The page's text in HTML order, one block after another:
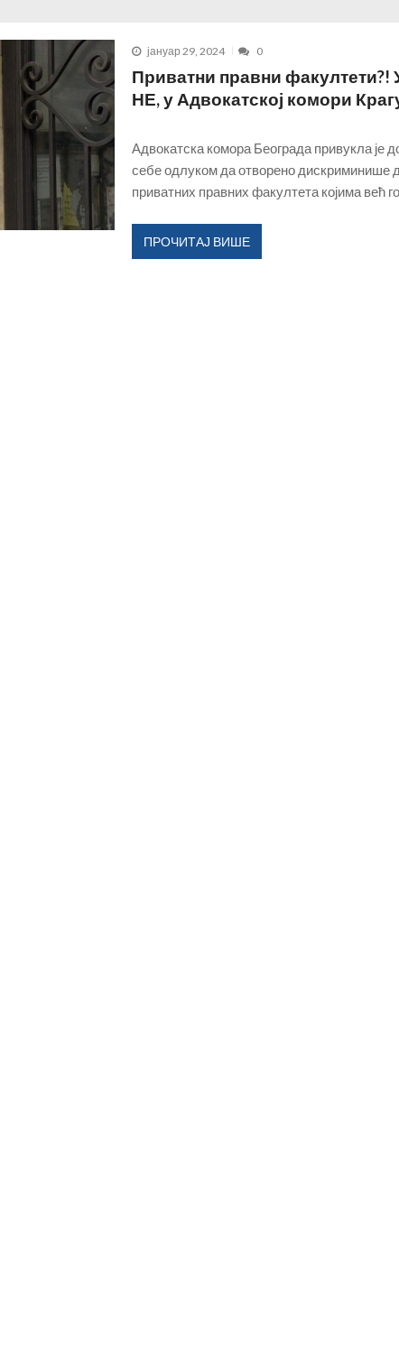
последицама... ДЕЦЕМБАР 14, 2025
води и обликује град?!... НОВЕМБАР 30, 2025
рад?...
који тера раднике да сами дају отказ...
ДЕЦЕМБАР 18, 2025
јануар 29, 2024 0
Приватни правни факултети?!
НЕ, у Адвокатској комори
Адвокатска комора Београда привукла је
себе одлуком да отворено дискриминише
приватних правних факултета којима већ
ПРОЧИТАЈ ВИШЕ